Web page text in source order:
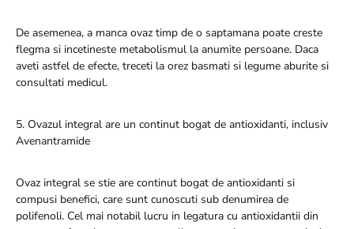
De asemenea, a manca ovaz timp de o saptamana poate creste
flegma si incetineste metabolismul la anumite persoane. Daca
aveti astfel de efecte, treceti la orez basmati si legume aburite si
consultati medicul.
5. Ovazul integral are un continut bogat de antioxidanti, inclusiv
Avenantramide
Ovaz integral se stie are continut bogat de antioxidanti si
compusi benefici, care sunt cunoscuti sub denumirea de
polifenoli. Cel mai notabil lucru in legatura cu antioxidantii din